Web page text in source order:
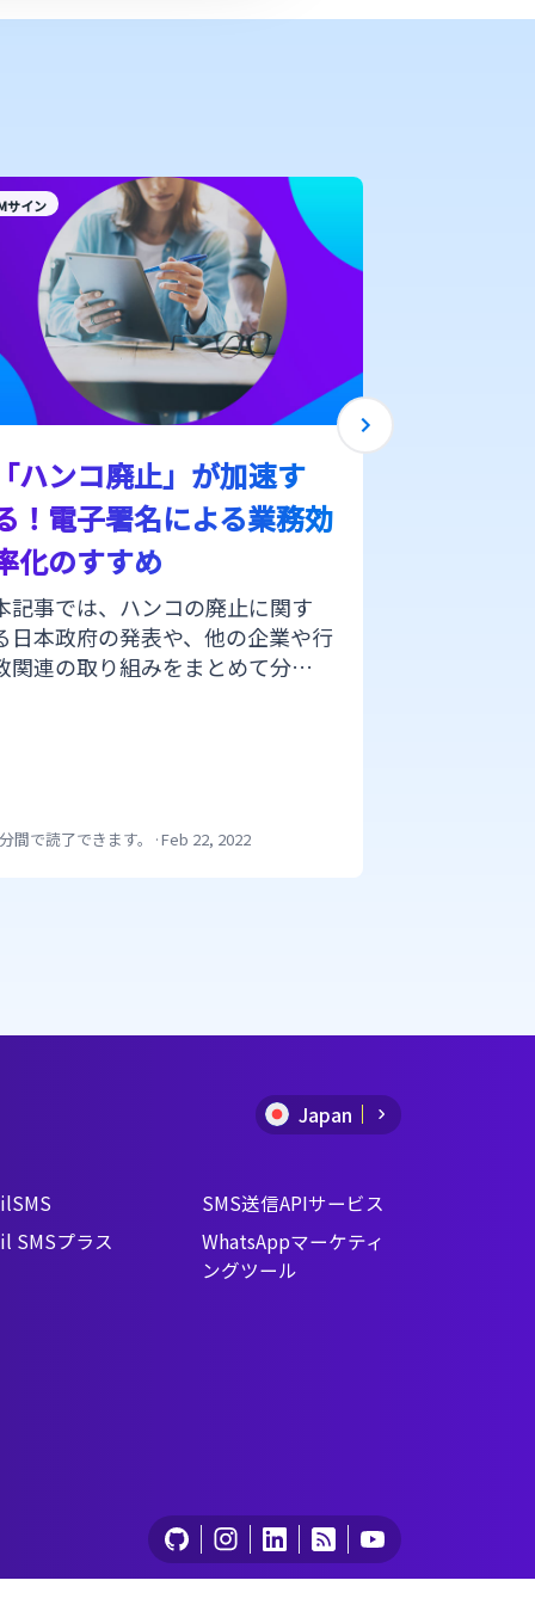
サイン
「ハンコ廃止」が加速す
！電子署名による業務効
化のすすめ
記事では、ハンコの廃止に関す
日本政府の発表や、他の企業や行
関連の取り組みをまとめて分か
間で読了できます。 ·Feb 22, 2022
Japan
SMSプラス
SMS送信APIサービス
WhatsAppマーケティ
ングツール